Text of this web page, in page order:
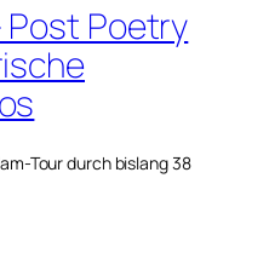
Post Poetry
Tour durch bislang 38